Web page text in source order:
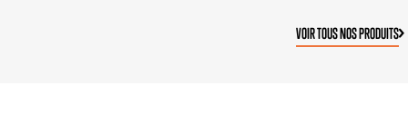
VOIR TOUS NOS PRODUITS